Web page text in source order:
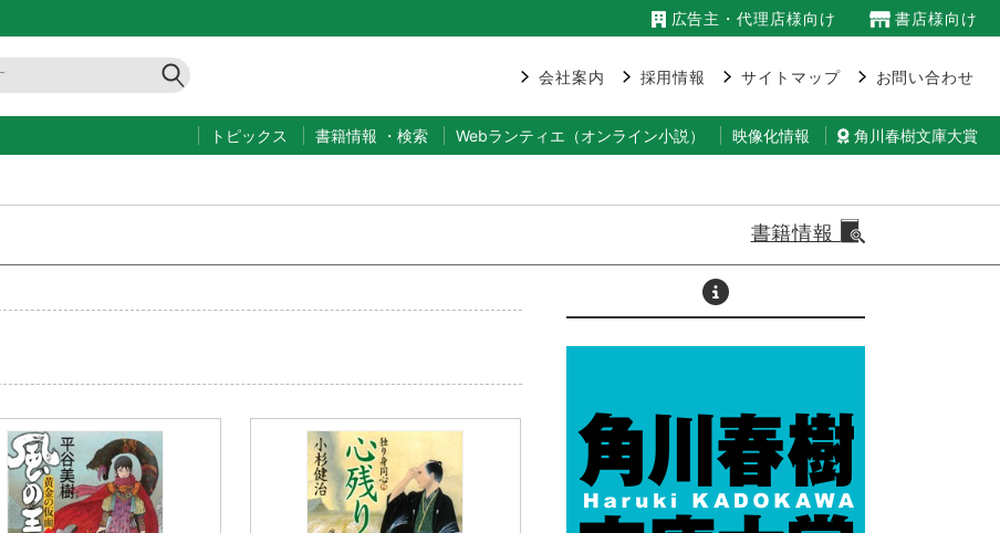
広告主・代理店様向け 書店様向け
会社案内 採用情報 サイトマップ お問い合わせ
トピックス 書籍情報 ・ 検索 Webランティエ（オンライン小説） 映像化情報 角川春樹文庫大賞
書籍情報